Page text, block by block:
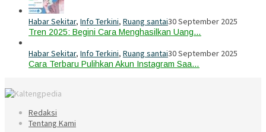
Habar Sekitar, Info Terkini, Ruang santai30 September 2025
Tren 2025: Begini Cara Menghasilkan Uang…
Habar Sekitar, Info Terkini, Ruang santai30 September 2025
Cara Terbaru Pulihkan Akun Instagram Saa…
Redaksi
Tentang Kami